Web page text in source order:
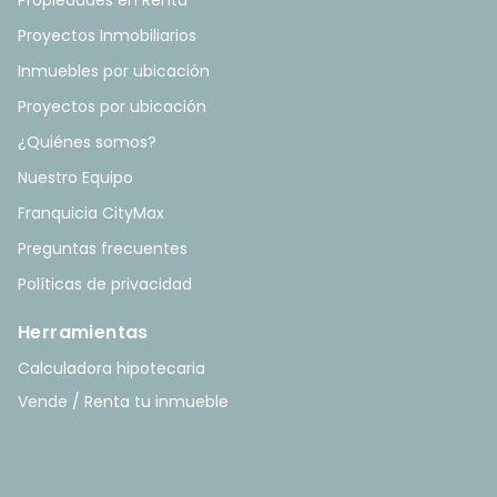
Proyectos Inmobiliarios
Inmuebles por ubicación
Proyectos por ubicación
¿Quiénes somos?
Nuestro Equipo
Franquicia CityMax
Preguntas frecuentes
Políticas de privacidad
Herramientas
Calculadora hipotecaria
Vende / Renta tu inmueble